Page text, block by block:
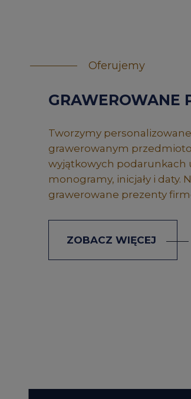
Oferujemy
GRAWEROWANE
Tworzymy
grawerowanym
wyjątkowych podarunkach
monogramy, inicjały i
grawerowane prezenty
ZOBACZ WIĘCEJ